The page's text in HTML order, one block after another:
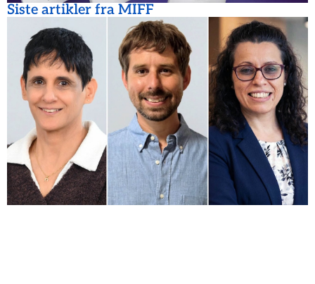
Siste artikler fra MIFF